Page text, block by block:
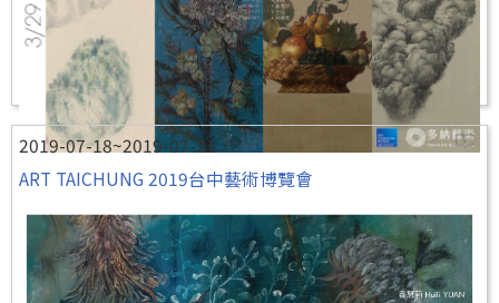
2019-07-18~2019-07-21
ART TAICHUNG 2019台中藝術博覽會